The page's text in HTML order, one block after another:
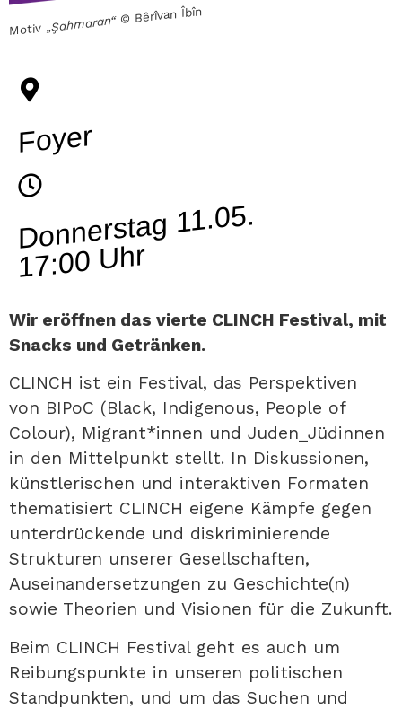
Motiv „Şahmaran“© Bêrîvan Îbîn
Foyer
Donnerstag 11.05.
17:00 Uhr
Wir eröffnen das vierte CLINCH Festival, mit
Snacks und Getränken.
CLINCH ist ein Festival, das Perspektiven
von BIPoC (Black, Indigenous, People of
Colour), Migrant*innen und Juden_Jüdinnen
in den Mittelpunkt stellt. In Diskussionen,
künstlerischen und interaktiven Formaten
thematisiert CLINCH eigene Kämpfe gegen
unterdrückende und diskriminierende
Strukturen unserer Gesellschaften,
Auseinandersetzungen zu Geschichte(n)
sowie Theorien und Visionen für die Zukunft.
Beim CLINCH Festival geht es auch um
Reibungspunkte in unseren politischen
Standpunkten, und um das Suchen und